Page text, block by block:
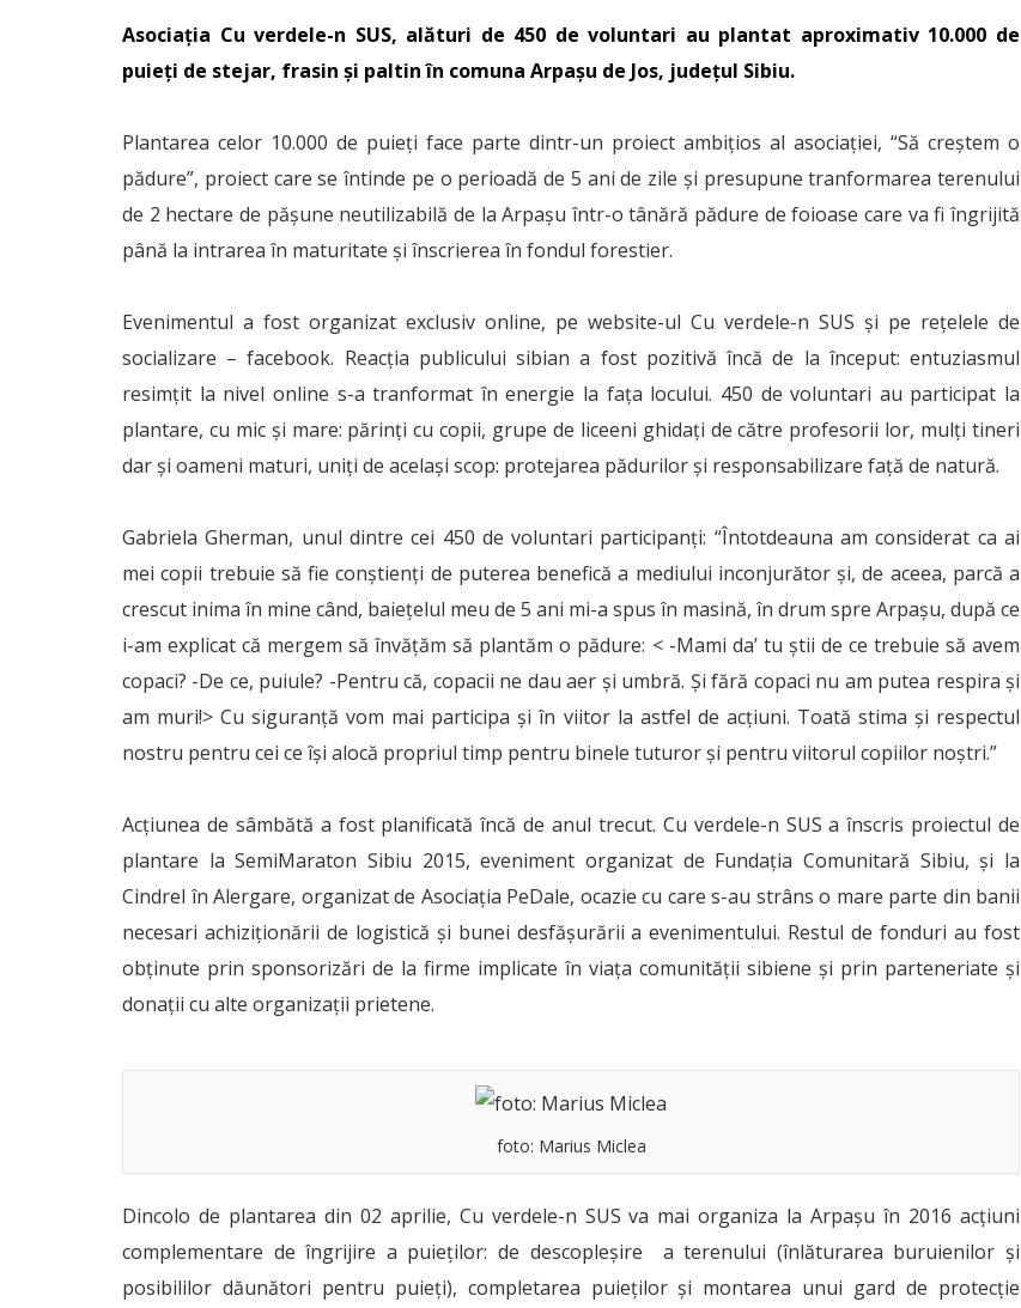
Asociația Cu verdele-n SUS, alături de 450 de voluntari au plantat aproximativ 10.000 de
puieți de stejar, frasin și paltin în comuna Arpașu de Jos, județul Sibiu.
Plantarea celor 10.000 de puieți face parte dintr-un proiect ambițios al asociației, “Să creștem o
pădure”, proiect care se întinde pe o perioadă de 5 ani de zile și presupune tranformarea terenului
de 2 hectare de pășune neutilizabilă de la Arpașu într-o tânără pădure de foioase care va fi îngrijită
până la intrarea în maturitate și înscrierea în fondul forestier.
Evenimentul a fost organizat exclusiv online, pe website-ul Cu verdele-n SUS și pe rețelele de
socializare – facebook. Reacția publicului sibian a fost pozitivă încă de la început: entuziasmul
resimțit la nivel online s-a tranformat în energie la fața locului. 450 de voluntari au participat la
plantare, cu mic și mare: părinți cu copii, grupe de liceeni ghidați de către profesorii lor, mulți tineri
dar și oameni maturi, uniți de același scop: protejarea pădurilor și responsabilizare față de natură.
Gabriela Gherman, unul dintre cei 450 de voluntari participanți: “Întotdeauna am considerat ca ai
mei copii trebuie să fie conștienți de puterea benefică a mediului inconjurător și, de aceea, parcă a
crescut inima în mine când, baiețelul meu de 5 ani mi-a spus în masină, în drum spre Arpașu, după ce
i-am explicat că mergem să învățăm să plantăm o pădure: < -Mami da’ tu știi de ce trebuie să avem
copaci? -De ce, puiule? -Pentru că, copacii ne dau aer și umbră. Și fără copaci nu am putea respira și
am muri!> Cu siguranță vom mai participa și în viitor la astfel de acțiuni. Toată stima și respectul
nostru pentru cei ce își alocă propriul timp pentru binele tuturor și pentru viitorul copiilor noștri.”
Acțiunea de sâmbătă a fost planificată încă de anul trecut. Cu verdele-n SUS a înscris proiectul de
plantare la SemiMaraton Sibiu 2015, eveniment organizat de Fundația Comunitară Sibiu, și la
Cindrel în Alergare, organizat de Asociația PeDale, ocazie cu care s-au strâns o mare parte din banii
necesari achiziționării de logistică și bunei desfășurării a evenimentului. Restul de fonduri au fost
obținute prin sponsorizări de la firme implicate în viața comunității sibiene și prin parteneriate și
donații cu alte organizații prietene.
foto: Marius Miclea
Dincolo de plantarea din 02 aprilie, Cu verdele-n SUS va mai organiza la Arpașu în 2016 acțiuni
complementare de îngrijire a puieților: de descopleșire a terenului (înlăturarea buruienilor și
posibililor dăunători pentru puieți), completarea puieților și montarea unui gard de protecție